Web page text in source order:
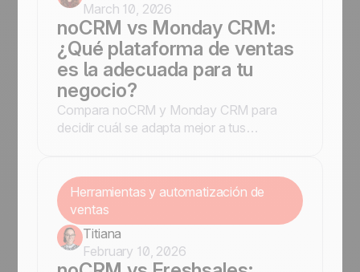
March 10, 2026
noCRM vs Monday CRM:
¿Qué plataforma de ventas
es la adecuada para tu
negocio?
Compara noCRM y Monday CRM para
decidir cuál se adapta mejor a tus
Herramientas y automatización de
ventas
Titiana
February 10, 2026